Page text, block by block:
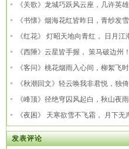
《关歌》龙城巧跃风云座，几许英
《书懐》烟海花红皆昨日，青纱发
《红花》 灯昭天地向青红， 日月江
《西陲》云星皆手握， 策马破边州！
《客问》桃花烟雨入心间，柳絮飞
《秋潮回文》轻云唤我非君悦，独
《峰顶》径绝穹囚风起白，秋山夜雨
《夜困》 天寒欲雪不飞霜， 月下无
发表评论